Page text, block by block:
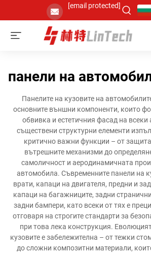
[email protected]
панели на
Панелите на кузовите на
основните външни компоненти, които
обвивка и естетичния фасад на всеки
съществени структурни елементи
критично важни функции – от
вътрешните механизми до
самоличност и аеродинамичната
автомобила. Съвременните панели на
врати, капаци на двигателя, предни и
капаци на багажниците, задни
задни бампери, като всеки от тях е
отговаря на строгите стандарти за
при това лека конструкция.
кузовите е забележителна – от тежки
до сложни композитни материали,